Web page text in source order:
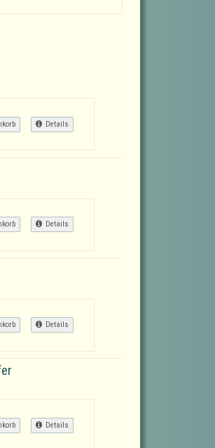
Details
Details
Details
Details